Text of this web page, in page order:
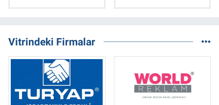
Vitrindeki Firmalar